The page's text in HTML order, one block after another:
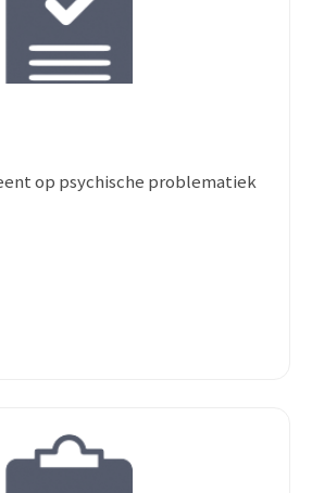
op psychische problematiek